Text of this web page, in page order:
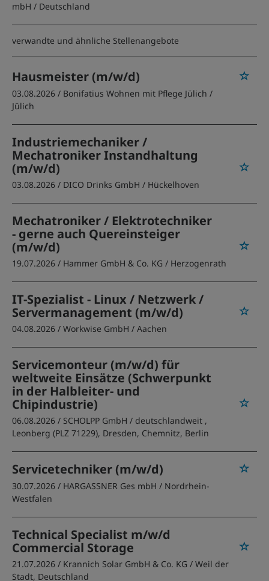
mbH / Deutschland
verwandte und ähnliche Stellenangebote
Hausmeister (m/w/d)
03.08.2026 / Bonifatius Wohnen mit Pflege Jülich /
Jülich
Industriemechaniker /
Mechatroniker Instandhaltung
(m/w/d)
03.08.2026 / DICO Drinks GmbH / Hückelhoven
Mechatroniker / Elektrotechniker
- gerne auch Quereinsteiger
(m/w/d)
19.07.2026 / Hammer GmbH & Co. KG / Herzogenrath
IT-Spezialist - Linux / Netzwerk /
Servermanagement (m/w/d)
04.08.2026 / Workwise GmbH / Aachen
Servicemonteur (m/w/d) für
weltweite Einsätze (Schwerpunkt
in der Halbleiter- und
Chipindustrie)
06.08.2026 / SCHOLPP GmbH / deutschlandweit ,
Leonberg (PLZ 71229), Dresden, Chemnitz, Berlin
Servicetechniker (m/w/d)
30.07.2026 / HARGASSNER Ges mbH / Nordrhein-
Westfalen
Technical Specialist m/w/d
Commercial Storage
21.07.2026 / Krannich Solar GmbH & Co. KG / Weil der
Stadt, Deutschland